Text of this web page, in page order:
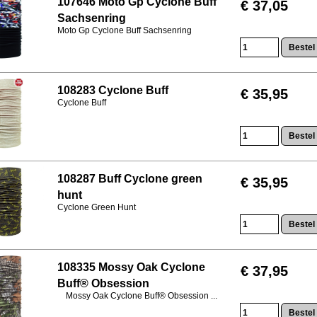
Sachsenring
Moto Gp Cyclone Buff Sachsenring
€ 37,05
108283 Cyclone Buff
Cyclone Buff
€ 35,95
108287 Buff Cyclone green
hunt
Cyclone Green Hunt
€ 35,95
108335 Mossy Oak Cyclone
Buff® Obsession
Mossy Oak Cyclone Buff® Obsession ...
€ 37,95